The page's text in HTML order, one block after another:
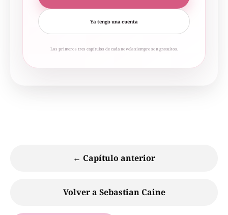
Ya tengo una cuenta
Los primeros tres capítulos de cada novela siempre son gratuitos.
← Capítulo anterior
Volver a Sebastian Caine